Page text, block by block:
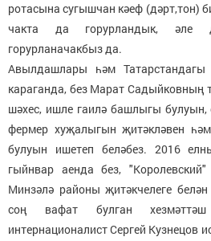
ротасына сугышчан кәеф (дәрт,тон)
чакта да горурландык, әле
горурланачакбыз да.
Авылдашлары һәм
караганда, без Марат
шәхес, ишле гаилә башлыгы булуын,
фермер хуҗалыгын җитәкләвен
булуын ишетеп беләбез. 2016
гыйнвар аенда без,
Минзәлә районы җитәкчелеге
соң вафат булган
интернационалист Сергей Кузнецов